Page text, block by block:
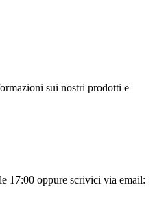
sui nostri prodotti e
17:00 oppure scrivici via email: